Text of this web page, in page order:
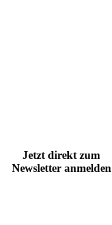
Jetzt direkt zum
Newsletter anmelden